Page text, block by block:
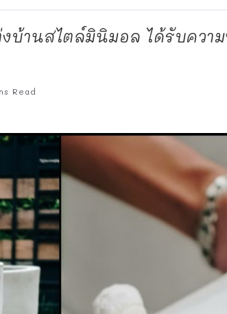
บ้านสไตล์มินิมอล ได้รับความ
Read